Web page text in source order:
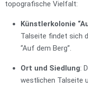
topografische Vielfalt:
Künstlerkolonie
Talseite findet sich
“Auf dem Berg”.
Ort und Siedlung:
westlichen Talseite